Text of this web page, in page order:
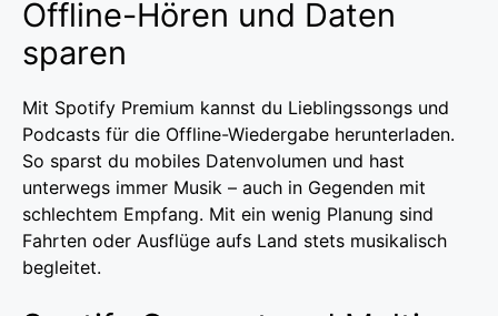
Offline-Hören und Daten
sparen
Mit Spotify Premium kannst du Lieblingssongs und
Podcasts für die Offline-Wiedergabe herunterladen.
So sparst du mobiles Datenvolumen und hast
unterwegs immer Musik – auch in Gegenden mit
schlechtem Empfang. Mit ein wenig Planung sind
Fahrten oder Ausflüge aufs Land stets musikalisch
begleitet.